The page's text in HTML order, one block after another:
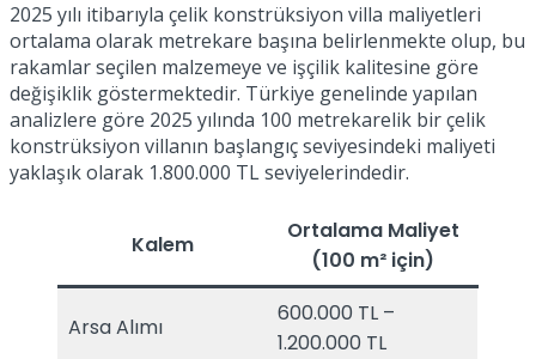
2025 yılı itibarıyla çelik konstrüksiyon villa maliyetleri
ortalama olarak metrekare başına belirlenmekte olup, bu
rakamlar seçilen malzemeye ve işçilik kalitesine göre
değişiklik göstermektedir. Türkiye genelinde yapılan
analizlere göre 2025 yılında 100 metrekarelik bir çelik
konstrüksiyon villanın başlangıç seviyesindeki maliyeti
yaklaşık olarak 1.800.000 TL seviyelerindedir.
Kalem
Ortalama Maliyet
(100 m² için)
Arsa Alımı
600.000 TL –
1.200.000 TL